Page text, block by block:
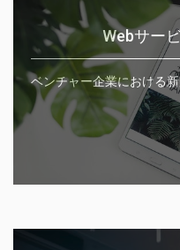
Webサー
ベンチャー企業における